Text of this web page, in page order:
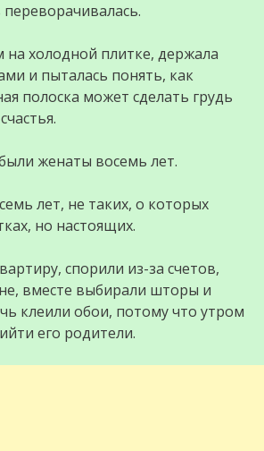
на холодной плитке, держала
и пыталась понять, как
полоска может сделать грудь
женаты восемь лет.
лет, не таких, о которых
но настоящих.
спорили из-за счетов,
вместе выбирали шторы и
клеили обои, потому что утром
его родители.